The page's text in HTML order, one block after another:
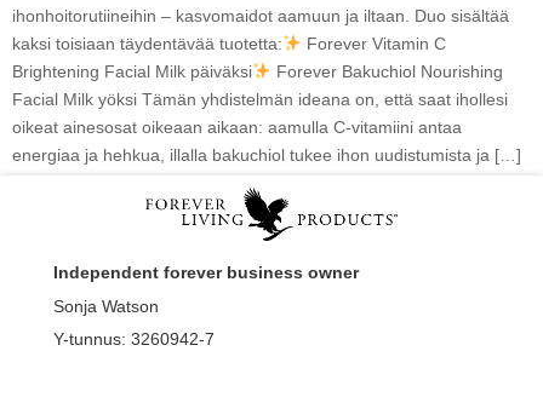
ihonhoitorutiineihin – kasvomaidot aamuun ja iltaan. Duo sisältää
kaksi toisiaan täydentävää tuotetta:
Forever Vitamin C
Brightening Facial Milk päiväksi
Forever Bakuchiol Nourishing
Facial Milk yöksi Tämän yhdistelmän ideana on, että saat ihollesi
oikeat ainesosat oikeaan aikaan: aamulla C-vitamiini antaa
energiaa ja hehkua, illalla bakuchiol tukee ihon uudistumista ja […]
Independent forever business owner
Sonja Watson
Y-tunnus: 3260942-7